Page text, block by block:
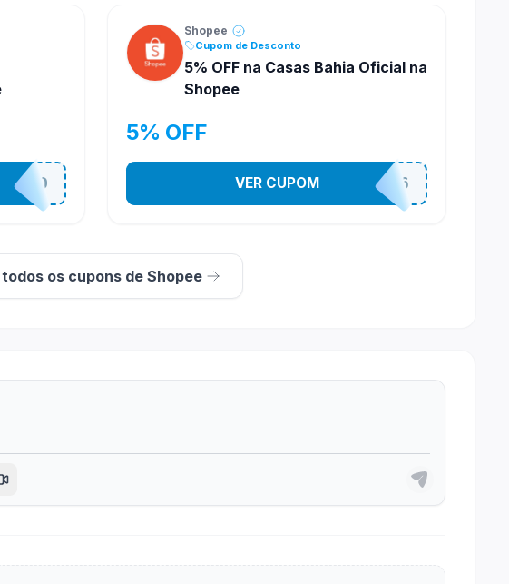
Shopee
Cupom de Desconto
5% OFF na Casas Bahia Oficial na
Shopee
5% OFF
CASA03086
VER CUPOM
os cupons de Shopee